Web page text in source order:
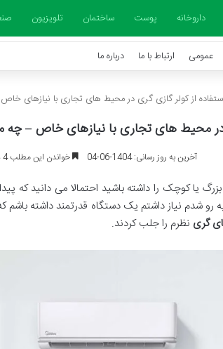
داروخانه پوست ساختمان تلویزیون
عمومی ارتباط با ما درباره ما
از کولر گازی گری در محیط های تجاری با نیازهای
در محیط های تجاری با نیازهای خاص –
آخرین به روز رسانی: 1404-06-04 خواندن این مطلب 4 دقیقه زمان میبرد
بزرگ یا کوچک را داشته باشید احتمالا می
رو شدم نیاز داشتم یک دستگاه قدرتمند داشته
گری نظرم را جلب کردند.